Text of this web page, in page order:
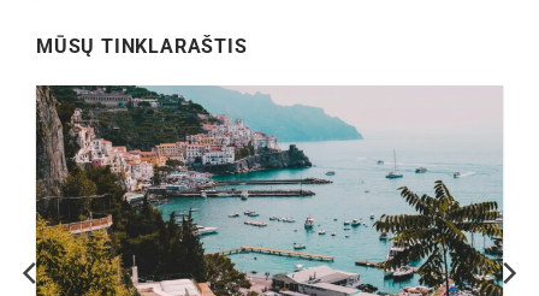
MŪSŲ TINKLARAŠTIS